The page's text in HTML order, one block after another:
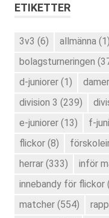
ETIKETTER
3v3 (6) allmänna (1)
bolagsturneringen
d-juniorer (1) damer
division 3 (239)
e-juniorer (13) f-
flickor (8)
herrar (333) inför
innebandy för flickor
matcher (554)